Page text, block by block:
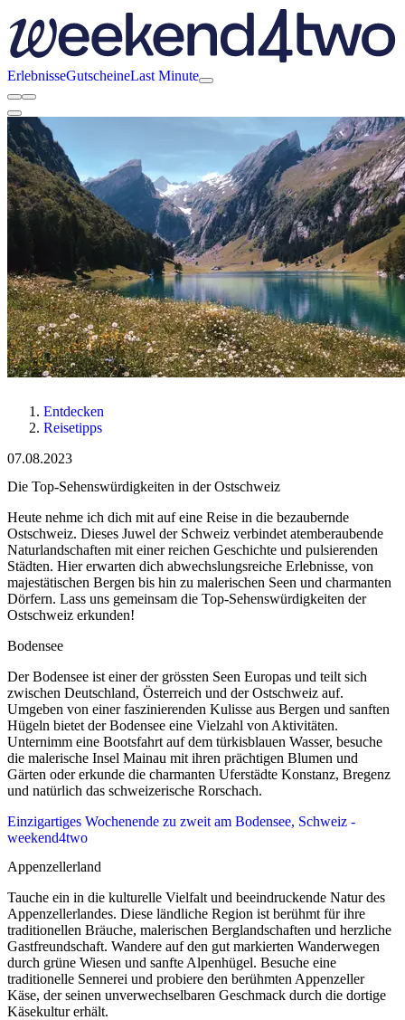
ErlebnisseGutscheineLast Minute
Entdecken
Reisetipps
07.08.2023
Die Top-Sehenswürdigkeiten in der Ostschweiz
Heute nehme ich dich mit auf eine Reise in die bezaubernde
Ostschweiz. Dieses Juwel der Schweiz verbindet atemberaubende
Naturlandschaften mit einer reichen Geschichte und pulsierenden
Städten. Hier erwarten dich abwechslungsreiche Erlebnisse, von
majestätischen Bergen bis hin zu malerischen Seen und charmanten
Dörfern. Lass uns gemeinsam die Top-Sehenswürdigkeiten der
Ostschweiz erkunden!
Bodensee
Der Bodensee ist einer der grössten Seen Europas und teilt sich
zwischen Deutschland, Österreich und der Ostschweiz auf.
Umgeben von einer faszinierenden Kulisse aus Bergen und sanften
Hügeln bietet der Bodensee eine Vielzahl von Aktivitäten.
Unternimm eine Bootsfahrt auf dem türkisblauen Wasser, besuche
die malerische Insel Mainau mit ihren prächtigen Blumen und
Gärten oder erkunde die charmanten Uferstädte Konstanz, Bregenz
und natürlich das schweizerische Rorschach.
Einzigartiges Wochenende zu zweit am Bodensee, Schweiz -
weekend4two
Appenzellerland
Tauche ein in die kulturelle Vielfalt und beeindruckende Natur des
Appenzellerlandes. Diese ländliche Region ist berühmt für ihre
traditionellen Bräuche, malerischen Berglandschaften und herzliche
Gastfreundschaft. Wandere auf den gut markierten Wanderwegen
durch grüne Wiesen und sanfte Alpenhügel. Besuche eine
traditionelle Sennerei und probiere den berühmten Appenzeller
Käse, der seinen unverwechselbaren Geschmack durch die dortige
Käsekultur erhält.